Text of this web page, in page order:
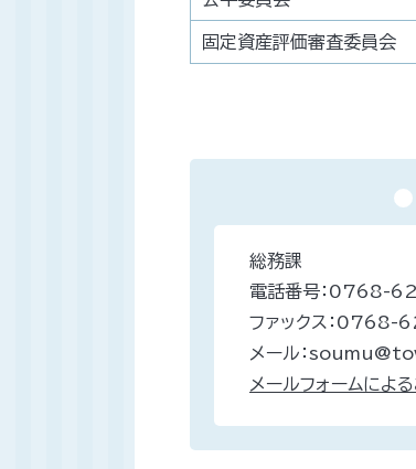
固定資産評価審査委員会
総務課
電話番号：0768-
ファックス：
メール：
メールフォームによ